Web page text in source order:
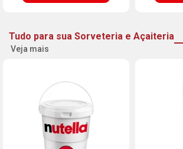
Tudo para sua Sorveteria e Açaiteria
Veja mais